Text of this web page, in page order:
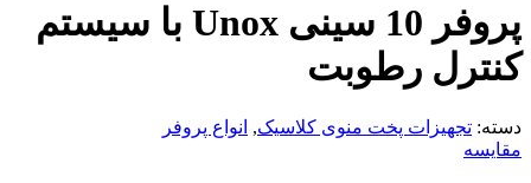
پروفر 10 سینی Unox با سیستم
کنترل رطوبت
دسته: تجهیزات پخت منوی کلاسیک, انواع پروفر
مقایسه